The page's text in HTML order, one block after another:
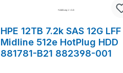
HPE 12TB 7.2k SAS 12G LFF
Midline 512e HotPlug HDD
881781-B21 882398-001